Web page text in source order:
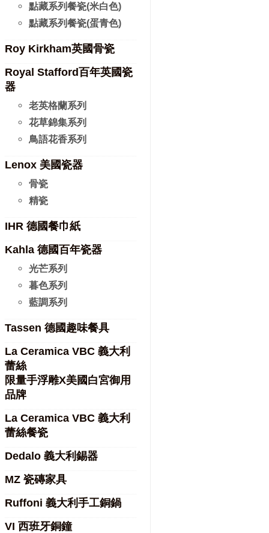
點藏系列餐瓷(米白色)
點藏系列餐瓷(蛋青色)
Roy Kirkham英國骨瓷
Royal Stafford百年英國瓷
器
老英格蘭系列
花草錦集系列
鳥語花香系列
Lenox 美國瓷器
骨瓷
精瓷
IHR 德國餐巾紙
Kahla 德國百年瓷器
光芒系列
暮色系列
藍調系列
Tassen 德國趣味餐具
La Ceramica VBC 義大利
蕾絲
限量手浮雕X美國白宮御用
品牌
La Ceramica VBC 義大利
蕾絲餐瓷
Dedalo 義大利錫器
MZ 瓷磚家具
Ruffoni 義大利手工銅鍋
VI 西班牙銅鐘